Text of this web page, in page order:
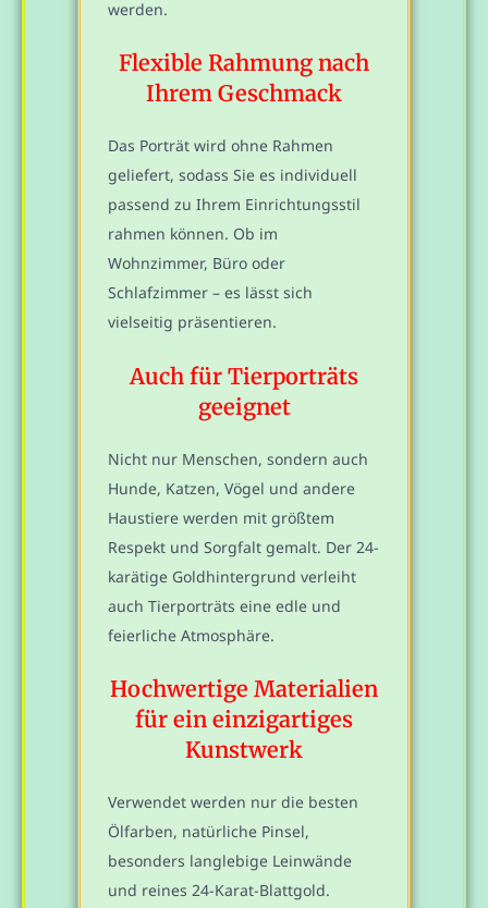
werden.
Flexible Rahmung nach
Ihrem Geschmack
Das Porträt wird ohne Rahmen
geliefert, sodass Sie es individuell
passend zu Ihrem Einrichtungsstil
rahmen können. Ob im
Wohnzimmer, Büro oder
Schlafzimmer – es lässt sich
vielseitig präsentieren.
Auch für Tierporträts
geeignet
Nicht nur Menschen, sondern auch
Hunde, Katzen, Vögel und andere
Haustiere werden mit größtem
Respekt und Sorgfalt gemalt. Der 24-
karätige Goldhintergrund verleiht
auch Tierporträts eine edle und
feierliche Atmosphäre.
Hochwertige Materialien
für ein einzigartiges
Kunstwerk
Verwendet werden nur die besten
Ölfarben, natürliche Pinsel,
besonders langlebige Leinwände
und reines 24-Karat-Blattgold.